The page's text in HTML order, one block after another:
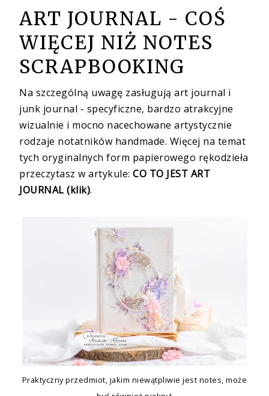
ART JOURNAL - COŚ
WIĘCEJ NIŻ NOTES
SCRAPBOOKING
Na szczególną uwagę zasługują art journal i
junk journal - specyficzne, bardzo atrakcyjne
wizualnie i mocno nacechowane artystycznie
rodzaje notatników handmade. Więcej na temat
tych oryginalnych form papierowego rękodzieła
przeczytasz w artykule:CO TO JEST ART
JOURNAL (klik).
Praktyczny przedmiot, jakim niewątpliwie jest notes, może